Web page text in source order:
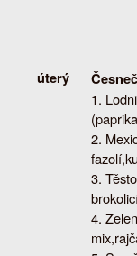
úterý